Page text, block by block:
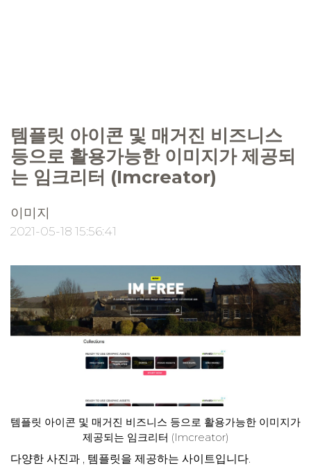
템플릿 아이콘 및 매거진 비즈니스
등으로 활용가능한 이미지가 제공되
는 임크리터 (Imcreator)
이미지
2021-05-18 15:56:41
템플릿 아이콘 및 매거진 비즈니스 등으로 활용가능한 이미지가
제공되는 임크리터 (Imcreator)
다양한 사진과 , 템플릿을 제공하는 사이트입니다.